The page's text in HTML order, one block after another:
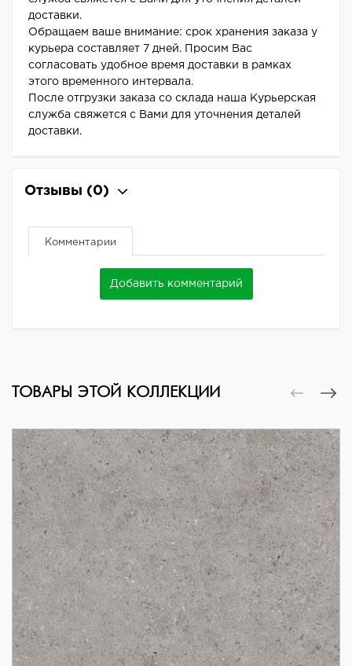
доставки.
Обращаем ваше внимание: срок хранения заказа у
курьера составляет 7 дней. Просим Вас
согласовать удобное время доставки в рамках
этого временного интервала.
После отгрузки заказа со склада наша Курьерская
служба свяжется с Вами для уточнения деталей
доставки.
Отзывы (0)
Комментарии
Добавить комментарий
ТОВАРЫ ЭТОЙ КОЛЛЕКЦИИ